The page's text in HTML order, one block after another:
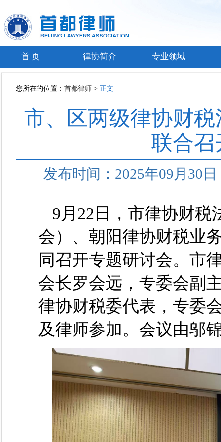
首 页 律协简介 专业领域
您所在的位置： 首都律师 > 正文
市、区两级律协财
联合召
发布时间：2025年09月
9月22日，市律协财税
会）、朝阳律协财税业
同召开专题研讨会。市
会长罗会远，专委会副
律协财税委代表，专委
及律师参加。会议由邬